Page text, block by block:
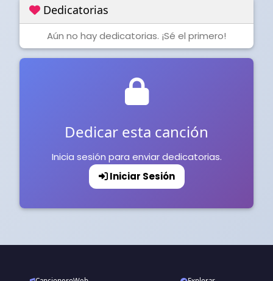
Dedicatorias
Aún no hay dedicatorias. ¡Sé el primero!
Dedicar esta canción
Inicia sesión para enviar dedicatorias.
Iniciar Sesión